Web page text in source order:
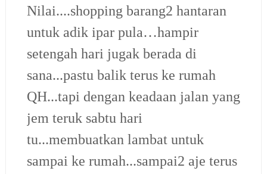
Nilai....shopping barang2 hantaran
untuk adik ipar pula…hampir
setengah hari jugak berada di
sana...pastu balik terus ke rumah
QH...tapi dengan keadaan jalan yang
jem teruk sabtu hari
tu...membuatkan lambat untuk
sampai ke rumah...sampai2 aje terus